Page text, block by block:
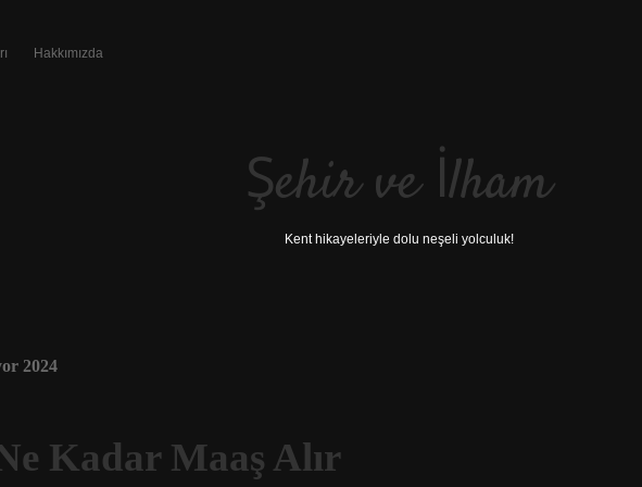
Hakkımızda
Şehir ve İlham
Kent hikayeleriyle dolu neşeli yolculuk!
2024
Kadar Maaş Alır